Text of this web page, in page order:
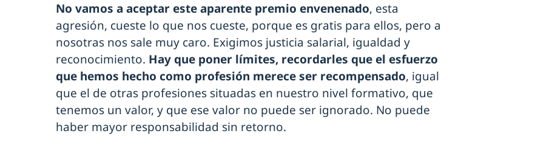
No vamos a aceptar este aparente premio envenenado, esta
agresión, cueste lo que nos cueste, porque es gratis para ellos, pero a
nosotras nos sale muy caro. Exigimos justicia salarial, igualdad y
reconocimiento. Hay que poner límites, recordarles que el esfuerzo
que hemos hecho como profesión merece ser recompensado, igual
que el de otras profesiones situadas en nuestro nivel formativo, que
tenemos un valor, y que ese valor no puede ser ignorado. No puede
haber mayor responsabilidad sin retorno.